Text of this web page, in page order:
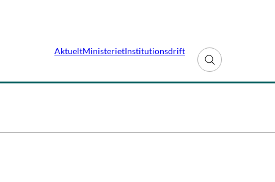
AktueltMinisterietInstitutionsdrift
Fold søgefelt ud